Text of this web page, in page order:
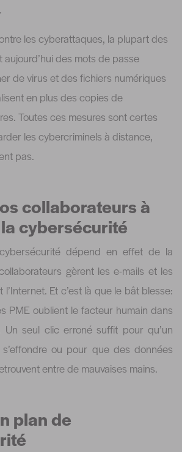
les cyberattaques, la plupart des
des mots de passe
de virus et des fichiers numériques
en plus des copies de
Toutes ces mesures sont certes
les cybercriminels à distance,
pas.
collaborateurs à
cybersécurité
dépend en effet de la
gèrent les e-mails et les
Et c’est là que le bât blesse:
PME oublient le facteur humain dans
Un seul clic erroné suffit pour qu’un
ou pour que des données
entre de mauvaises mains.
plan de